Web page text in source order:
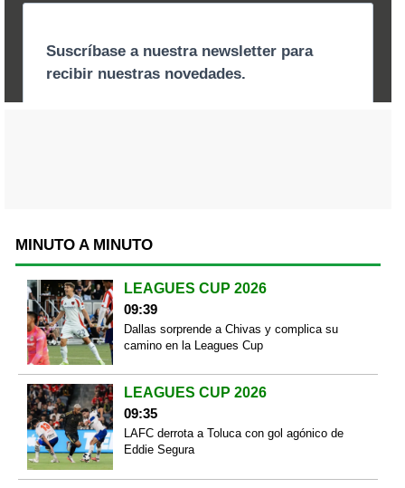
MINUTO A MINUTO
LEAGUES CUP 2026
09:39
Dallas sorprende a Chivas y complica su
camino en la Leagues Cup
LEAGUES CUP 2026
09:35
LAFC derrota a Toluca con gol agónico de
Eddie Segura